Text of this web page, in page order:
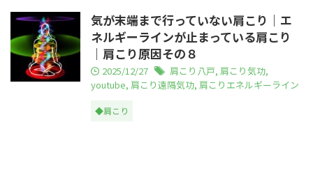
気が末端まで行っていない肩こり｜エ
ネルギーラインが止まっている肩こり
｜肩こり原因その８
2025/12/27 肩こり八戸, 肩こり気功,
youtube, 肩こり遠隔気功, 肩こりエネルギーライン
◆肩こり